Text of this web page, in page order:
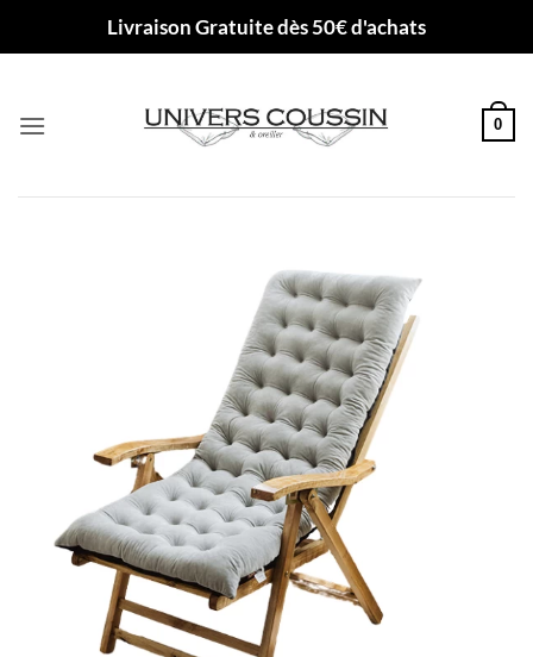
Livraison Gratuite dès 50€ d'achats
0